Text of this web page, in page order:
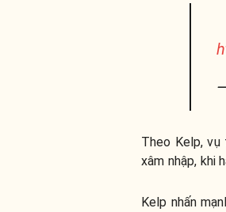
Theo Kelp,
xâm nhập, khi
Kelp nhấn